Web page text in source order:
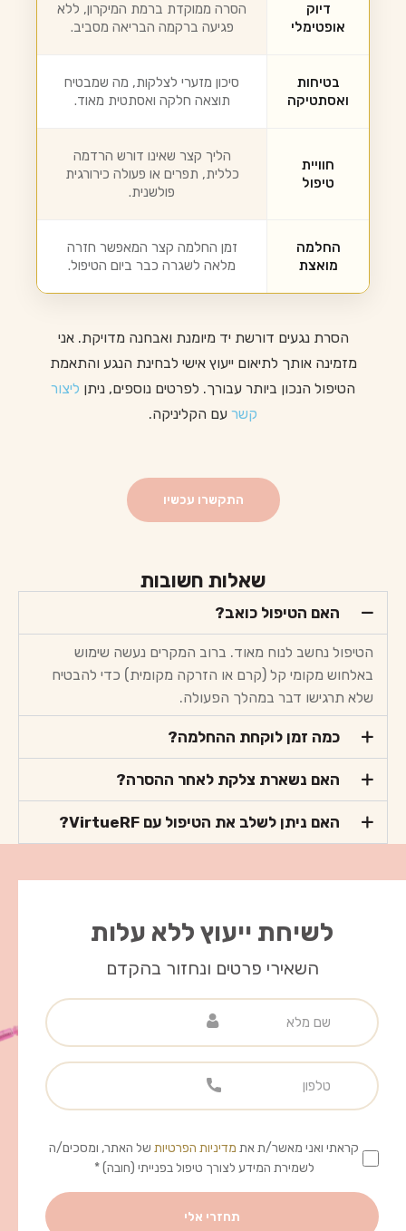
דיוק
אופטימלי
הסרה ממוקדת ברמת המיקרון, ללא
פגיעה ברקמה הבריאה מסביב.
בטיחות
ואסתטיקה
סיכון מזערי לצלקות, מה שמבטיח
תוצאה חלקה ואסתטית מאוד.
חוויית
טיפול
הליך קצר שאינו דורש הרדמה
כללית, תפרים או פעולה כירורגית
פולשנית.
החלמה
מואצת
זמן החלמה קצר המאפשר חזרה
מלאה לשגרה כבר ביום הטיפול.
הסרת נגעים דורשת יד מיומנת ואבחנה מדויקת. אני
מזמינה אותך לתיאום ייעוץ אישי לבחינת הנגע והתאמת
הטיפול הנכון ביותר עבורך. לפרטים נוספים, ניתן ליצור
קשר עם הקליניקה.
התקשרו עכשיו
שאלות חשובות
האם הטיפול כואב?
הטיפול נחשב לנוח מאוד. ברוב המקרים נעשה שימוש
באלחוש מקומי קל (קרם או הזרקה מקומית) כדי להבטיח
שלא תרגישו דבר במהלך הפעולה.
כמה זמן לוקחת ההחלמה?
האם נשארת צלקת לאחר ההסרה?
האם ניתן לשלב את הטיפול עם VirtueRF?
לשיחת ייעוץ ללא עלות
השאירי פרטים ונחזור בהקדם
קראתי ואני מאשר/ת את מדיניות הפרטיות של האתר, ומסכים/ה
לשמירת המידע לצורך טיפול בפנייתי (חובה) *